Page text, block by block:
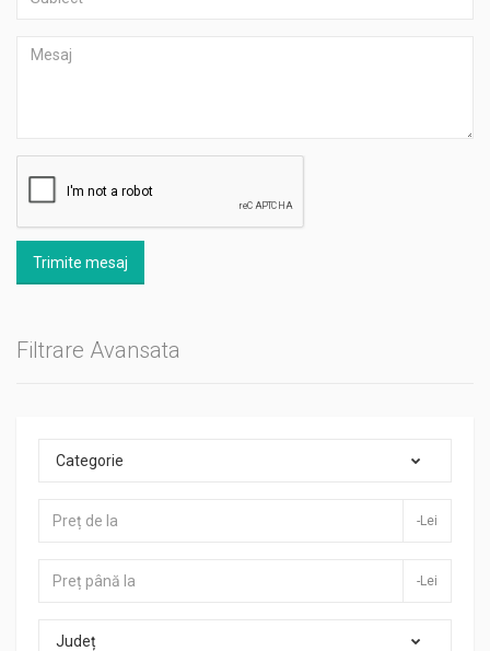
Trimite mesaj
Filtrare Avansata
Categorie
-Lei
-Lei
Județ